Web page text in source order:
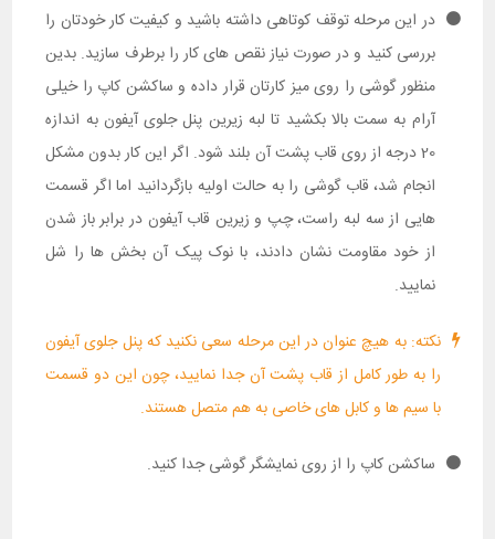
در این مرحله توقف کوتاهی داشته باشید و کیفیت کار خودتان را
بررسی کنید و در صورت نیاز نقص های کار را برطرف سازید. بدین
منظور گوشی را روی میز کارتان قرار داده و ساکشن کاپ را خیلی
آرام به سمت بالا بکشید تا لبه زیرین پنل جلوی آیفون به اندازه
20 درجه از روی قاب پشت آن بلند شود. اگر این کار بدون مشکل
انجام شد، قاب گوشی را به حالت اولیه بازگردانید اما اگر قسمت
هایی از سه لبه راست، چپ و زیرین قاب آیفون در برابر باز شدن
از خود مقاومت نشان دادند، با نوک پیک آن بخش ها را شل
نمایید.
نکته: به هیچ عنوان در این مرحله سعی نکنید که پنل جلوی آیفون
را به طور کامل از قاب پشت آن جدا نمایید، چون این دو قسمت
با سیم ها و کابل های خاصی به هم متصل هستند.
ساکشن کاپ را از روی نمایشگر گوشی جدا کنید.